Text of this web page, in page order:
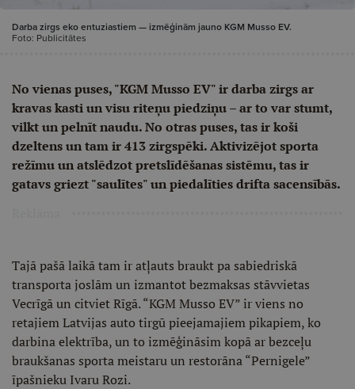
Darba zirgs eko entuziastiem — izmēģinām jauno KGM Musso EV.
Foto: Publicitātes
No vienas puses, "KGM Musso EV" ir darba zirgs ar
kravas kasti un visu riteņu piedziņu – ar to var stumt,
vilkt un pelnīt naudu. No otras puses, tas ir koši
dzeltens un tam ir 413 zirgspēki. Aktivizējot sporta
režīmu un atslēdzot pretslīdēšanas sistēmu, tas ir
gatavs griezt "saulītes" un piedalīties drifta sacensībās.
Tajā pašā laikā tam ir atļauts braukt pa sabiedriskā
transporta joslām un izmantot bezmaksas stāvvietas
Vecrīgā un citviet Rīgā. “KGM Musso EV” ir viens no
retajiem Latvijas auto tirgū pieejamajiem pikapiem, ko
darbina elektrība, un to izmēģināsim kopā ar bezceļu
braukšanas sporta meistaru un restorāna “Pernigele”
īpašnieku Ivaru Rozi.